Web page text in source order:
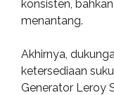
konsisten,
menantang.
Akhirnya,
ketersediaan
Generator Leroy